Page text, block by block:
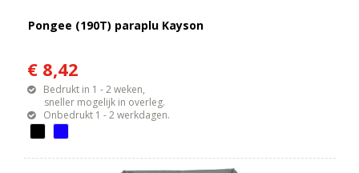
Pongee (190T) paraplu Kayson
€ 8,42
Bedrukt in 1 - 2 weken,
sneller mogelijk in overleg.
Onbedrukt 1 - 2 werkdagen.